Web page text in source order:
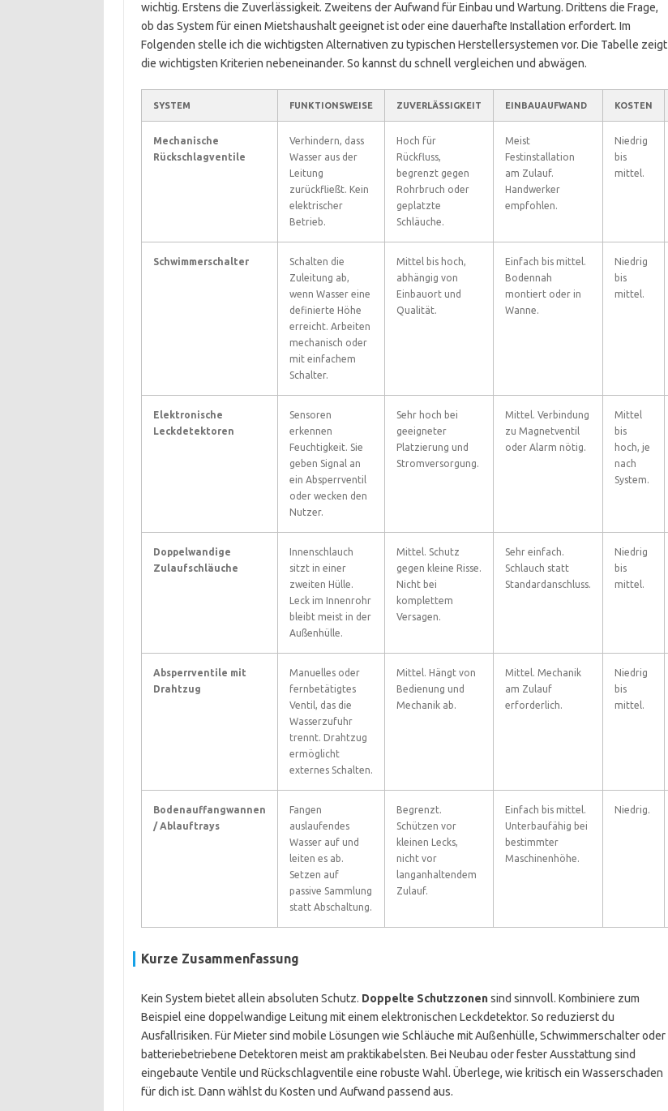
wichtig. Erstens die Zuverlässigkeit. Zweitens der Aufwand für Einbau und Wartung. Drittens die Frage,
ob das System für einen Mietshaushalt geeignet ist oder eine dauerhafte Installation erfordert. Im
Folgenden stelle ich die wichtigsten Alternativen zu typischen Herstellersystemen vor. Die Tabelle zeigt
die wichtigsten Kriterien nebeneinander. So kannst du schnell vergleichen und abwägen.
SYSTEM FUNKTIONSWEISE ZUVERLÄSSIGKEIT EINBAUAUFWAND KOSTEN
Mechanische
Rückschlagventile
Verhindern, dass
Wasser aus der
Leitung
zurückfließt. Kein
elektrischer
Betrieb.
Hoch für
Rückfluss,
begrenzt gegen
Rohrbruch oder
geplatzte
Schläuche.
Meist
Festinstallation
am Zulauf.
Handwerker
empfohlen.
Niedrig
bis
mittel.
Schwimmerschalter
Schalten die
Zuleitung ab,
wenn Wasser eine
definierte Höhe
erreicht. Arbeiten
mechanisch oder
mit einfachem
Schalter.
Mittel bis hoch,
abhängig von
Einbauort und
Qualität.
Einfach bis mittel.
Bodennah
montiert oder in
Wanne.
Niedrig
bis
mittel.
Elektronische
Leckdetektoren
Sensoren
erkennen
Feuchtigkeit. Sie
geben Signal an
ein Absperrventil
oder wecken den
Nutzer.
Sehr hoch bei
geeigneter
Platzierung und
Stromversorgung.
Mittel. Verbindung
zu Magnetventil
oder Alarm nötig.
Mittel
bis
hoch, je
nach
System.
Doppelwandige
Zulaufschläuche
Innenschlauch
sitzt in einer
zweiten Hülle.
Leck im Innenrohr
bleibt meist in der
Außenhülle.
Mittel. Schutz
gegen kleine Risse.
Nicht bei
komplettem
Versagen.
Sehr einfach.
Schlauch statt
Standardanschluss.
Niedrig
bis
mittel.
Absperrventile mit
Drahtzug
Manuelles oder
fernbetätigtes
Ventil, das die
Wasserzufuhr
trennt. Drahtzug
ermöglicht
externes Schalten.
Mittel. Hängt von
Bedienung und
Mechanik ab.
Mittel. Mechanik
am Zulauf
erforderlich.
Niedrig
bis
mittel.
Bodenauffangwannen
/ Ablauftrays
Fangen
auslaufendes
Wasser auf und
leiten es ab.
Setzen auf
passive Sammlung
statt Abschaltung.
Begrenzt.
Schützen vor
kleinen Lecks,
nicht vor
langanhaltendem
Zulauf.
Einfach bis mittel.
Unterbaufähig bei
bestimmter
Maschinenhöhe.
Niedrig.
Kurze Zusammenfassung
Kein System bietet allein absoluten Schutz. Doppelte Schutzzonensind sinnvoll. Kombiniere zum
Beispiel eine doppelwandige Leitung mit einem elektronischen Leckdetektor. So reduzierst du
Ausfallrisiken. Für Mieter sind mobile Lösungen wie Schläuche mit Außenhülle, Schwimmerschalter oder
batteriebetriebene Detektoren meist am praktikabelsten. Bei Neubau oder fester Ausstattung sind
eingebaute Ventile und Rückschlagventile eine robuste Wahl. Überlege, wie kritisch ein Wasserschaden
für dich ist. Dann wählst du Kosten und Aufwand passend aus.